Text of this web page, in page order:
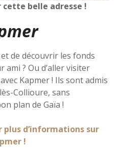
cette belle adresse !
de découvrir les fonds
ami ? Ou d’aller visiter
Kapmer ! Ils sont admis
Collioure, sans
plan de Gaïa !
plus d’informations sur
!